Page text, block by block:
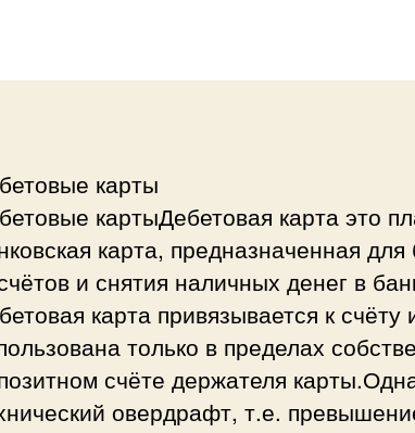
карты
картыДебетовая карта это
карта, предназначенная
и снятия наличных денег в
карта привязывается к
только в пределах
счёте держателя
овердрафт, т.е.